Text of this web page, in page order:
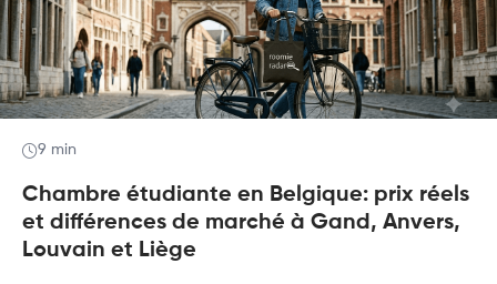
9 min
Chambre étudiante en Belgique: prix réels
et différences de marché à Gand, Anvers,
Louvain et Liège